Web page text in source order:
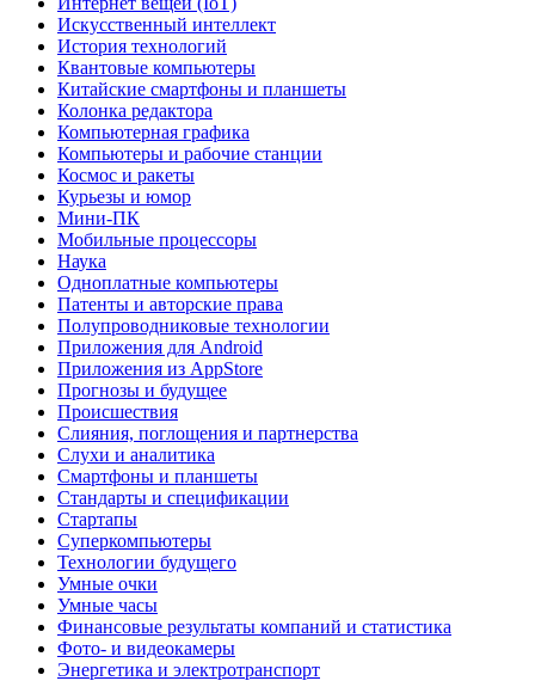
Искусственный интеллект
История технологий
Квантовые компьютеры
Китайские смартфоны и планшеты
Колонка редактора
Компьютерная графика
Компьютеры и рабочие станции
Космос и ракеты
Курьезы и юмор
Мини-ПК
Мобильные процессоры
Наука
Одноплатные компьютеры
Патенты и авторские права
Полупроводниковые технологии
Приложения для Android
Приложения из AppStore
Прогнозы и будущее
Происшествия
Слияния, поглощения и партнерства
Слухи и аналитика
Смартфоны и планшеты
Стандарты и спецификации
Стартапы
Суперкомпьютеры
Технологии будущего
Умные очки
Умные часы
Финансовые результаты компаний и статистика
Фото- и видеокамеры
Энергетика и электротранспорт